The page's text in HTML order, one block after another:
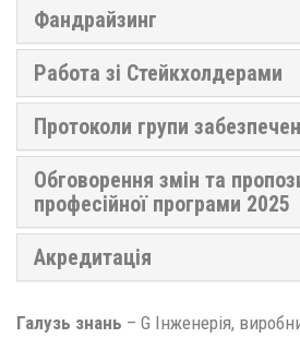
Фандрайзинг
Работа зі Стейкхолдерами
Протоколи групи
Обговорення змін та
професійної програми 2025
Акредитація
Галузь знань – G Інженерія,